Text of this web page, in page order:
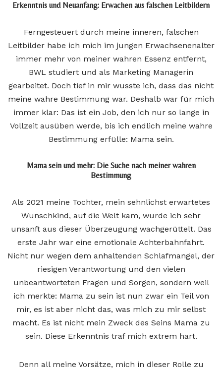
Erkenntnis und Neuanfang: Erwachen aus falschen Leitbildern
Ferngesteuert durch meine inneren, falschen
Leitbilder habe ich mich im jungen Erwachsenenalter
immer mehr von meiner wahren Essenz entfernt,
BWL studiert und als Marketing Managerin
gearbeitet. Doch tief in mir wusste ich, dass das nicht
meine wahre Bestimmung war. Deshalb war für mich
immer klar: Das ist ein Job, den ich nur so lange in
Vollzeit ausüben werde, bis ich endlich meine wahre
Bestimmung erfülle: Mama sein.
Mama sein und mehr: Die Suche nach meiner wahren
Bestimmung
Als 2021 meine Tochter, mein sehnlichst erwartetes
Wunschkind, auf die Welt kam, wurde ich sehr
unsanft aus dieser Überzeugung wachgerüttelt. Das
erste Jahr war eine emotionale Achterbahnfahrt.
Nicht nur wegen dem anhaltenden Schlafmangel, der
riesigen Verantwortung und den vielen
unbeantworteten Fragen und Sorgen, sondern weil
ich merkte: Mama zu sein ist nun zwar ein Teil von
mir, es ist aber nicht das, was mich zu mir selbst
macht. Es ist nicht mein Zweck des Seins Mama zu
sein. Diese Erkenntnis traf mich extrem hart.
Denn all meine Vorsätze, mich in dieser Rolle zu